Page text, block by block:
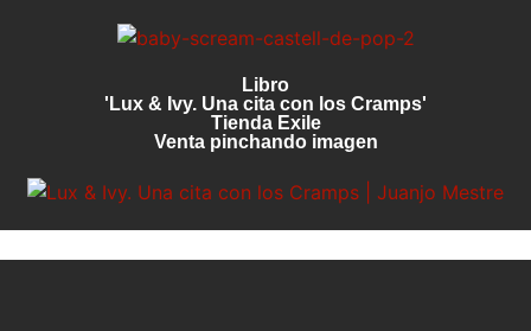
Libro
'Lux & Ivy. Una cita con los Cramps'
Tienda Exile
Venta pinchando imagen